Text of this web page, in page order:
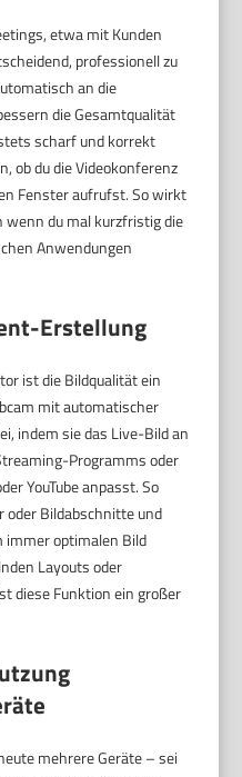
etwa mit Kunden
professionell zu
an die
die Gesamtqualität
scharf und korrekt
ob du die Videokonferenz
Fenster aufrufst. So wirkt
wenn du mal kurzfristig die
Anwendungen
Erstellung
ist die Bildqualität ein
mit automatischer
indem sie das Live-Bild an
Programms oder
YouTube anpasst. So
oder Bildabschnitte und
immer optimalen Bild
Layouts oder
diese Funktion ein großer
mehrere Geräte – sei